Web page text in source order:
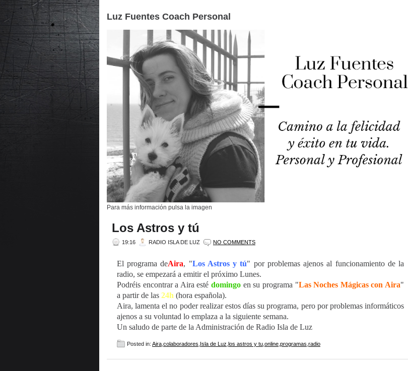
Luz Fuentes Coach Personal
Para más información pulsa la imagen
Los Astros y tú
19:16 RADIO ISLA DE LUZ NO COMMENTS
El programa deAira, "Los Astros y tú" por problemas ajenos al funcionamiento de la
radio, se empezará a emitir el próximo Lunes.
Podréis encontrar a Aira estédomingo en su programa "Las Noches Mágicas con Aira"
a partir de las 24h (hora española).
Aira, lamenta el no poder realizar estos días su programa, pero por problemas informáticos
ajenos a su voluntad lo emplaza a la siguiente semana.
Un saludo de parte de la Administración de Radio Isla de Luz
Posted in: Aira colaboradores Isla de Luz los astros y tu online programas radio